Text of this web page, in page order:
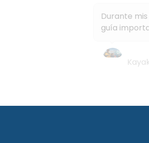
Durante
guía